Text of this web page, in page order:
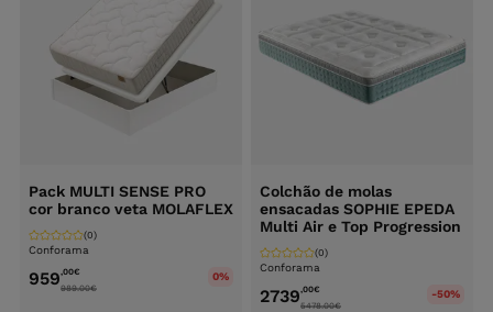
Pack MULTI SENSE PRO
cor branco veta MOLAFLEX
Conforama
(0)
959,00€
989.00€
0%
Colchão de molas
ensacadas SOPHIE EPEDA
Multi Air e Top Progression
Conforama
(0)
2739,00€
5478.00€
-50%